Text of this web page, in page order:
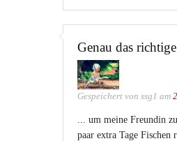
Genau das
Gespeichert von ssg1 am
... um meine Freundin
paar extra Tage Fischen